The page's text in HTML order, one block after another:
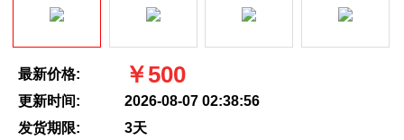
最新价格: ￥500
更新时间:
2026-08-07 02:38:56
发货期限:
3天